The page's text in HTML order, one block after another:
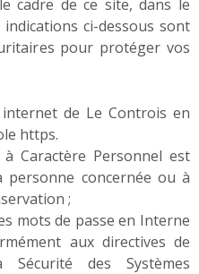
cadre de ce site, dans le
indications ci-dessous sont
pour protéger vos
de Le Controis en
https.
à Caractère Personnel est
personne concernée ou à
;
mots de passe en Interne
aux directives de
Sécurité des Systèmes